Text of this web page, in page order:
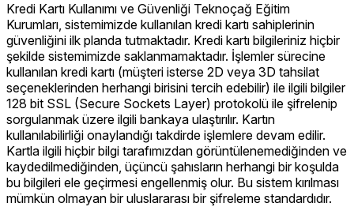
Kredi Kartı Kullanımı ve Güvenliği Teknoçağ Eğitim
Kurumları, sistemimizde kullanılan kredi kartı sahiplerinin
güvenliğini ilk planda tutmaktadır. Kredi kartı bilgileriniz hiçbir
şekilde sistemimizde saklanmamaktadır. İşlemler sürecine
kullanılan kredi kartı (müşteri isterse 2D veya 3D tahsilat
seçeneklerinden herhangi birisini tercih edebilir) ile ilgili bilgiler
128 bit SSL (Secure Sockets Layer) protokolü ile şifrelenip
sorgulanmak üzere ilgili bankaya ulaştırılır. Kartın
kullanılabilirliği onaylandığı takdirde işlemlere devam edilir.
Kartla ilgili hiçbir bilgi tarafımızdan görüntülenemediğinden ve
kaydedilmediğinden, üçüncü şahısların herhangi bir koşulda
bu bilgileri ele geçirmesi engellenmiş olur. Bu sistem kırılması
mümkün olmayan bir uluslararası bir şifreleme standardıdır.